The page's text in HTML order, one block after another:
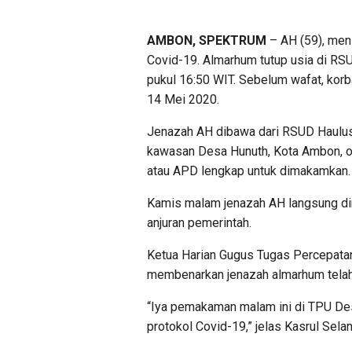
AMBON, SPEKTRUM – AH (59),
Covid-19. Almarhum tutup usia di
pukul 16:50 WIT. Sebelum wafat,
14 Mei 2020.
Jenazah AH dibawa dari RSUD
kawasan Desa Hunuth, Kota
atau APD lengkap untuk dimakamkan.
Kamis malam jenazah AH langsung
anjuran pemerintah.
Ketua Harian Gugus Tugas
membenarkan jenazah almarhum
“Iya pemakaman malam ini di TPU
protokol Covid-19,” jelas Kasrul